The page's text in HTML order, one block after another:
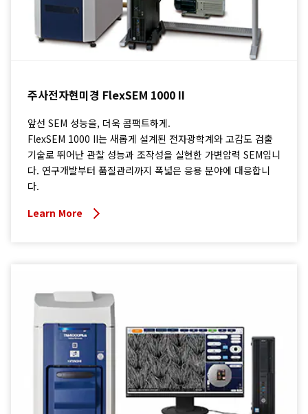
주사전자현미경 FlexSEM 1000 II
앞선 SEM 성능을, 더욱 콤팩트하게.
FlexSEM 1000 II는 새롭게 설계된 전자광학계와 고감도 검출
기술로 뛰어난 관찰 성능과 조작성을 실현한 가변압력 SEM입니
다. 연구개발부터 품질관리까지 폭넓은 응용 분야에 대응합니
다.
Learn More